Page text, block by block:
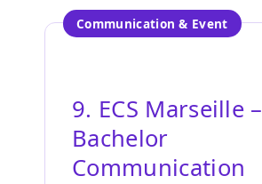
Communication & Event
9. ECS Marseille –
Bachelor
Communication